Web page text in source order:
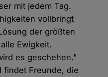
mit jedem Tag.
vollbringt
der größten
Ewigkeit.
es geschehen."
findet Freunde, die